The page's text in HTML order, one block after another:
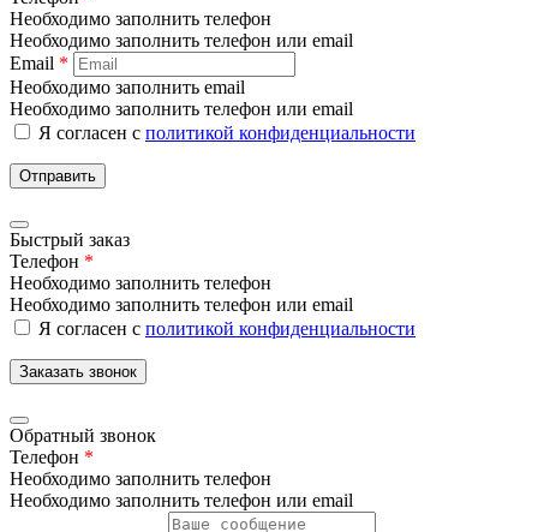
Необходимо заполнить телефон
Необходимо заполнить телефон или email
Email *
Необходимо заполнить email
Необходимо заполнить телефон или email
Я согласен с политикой конфиденциальности
Отправить
Быстрый заказ
Телефон *
Необходимо заполнить телефон
Необходимо заполнить телефон или email
Я согласен с политикой конфиденциальности
Заказать звонок
Обратный звонок
Телефон *
Необходимо заполнить телефон
Необходимо заполнить телефон или email